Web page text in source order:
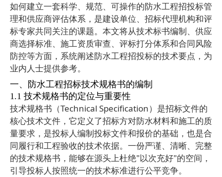
如何建立一套科学、规范、可操作的防水工程招投标管
理和供应商评估体系，是建设单位、招标代理机构和评
标专家共同关注的课题。本文将从技术标书编制、供应
商选择标准、施工资质审查、评标打分体系和合同风险
防控等方面，系统阐述防水工程招投标的技术要点，为
业内人士提供参考。
一、防水工程招标技术规格书的编制
1.1 技术规格书的定位与重要性
技术规格书（Technical Specification）是招标文件的
核心技术文件，它定义了招标方对防水材料和施工的质
量要求，是投标人编制投标文件和报价的基础，也是合
同履行和工程验收的技术依据。一份严谨、清晰、完整
的技术规格书，能够在源头上杜绝"以次充好"的空间，
引导投标人按照统一的技术标准进行公平竞争。